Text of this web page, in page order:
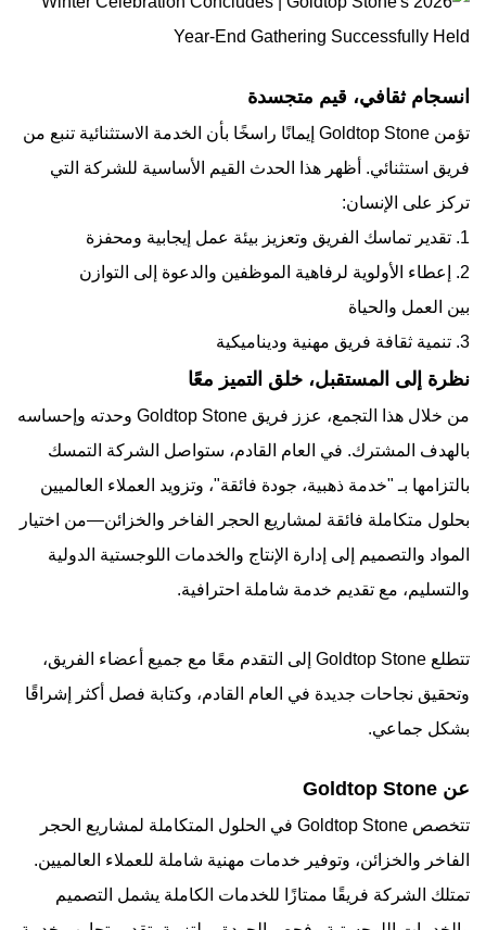
انسجام ثقافي، قيم متجسدة
تؤمن Goldtop Stone إيمانًا راسخًا بأن الخدمة الاستثنائية تنبع من
فريق استثنائي. أظهر هذا الحدث القيم الأساسية للشركة التي
تركز على الإنسان:
1. تقدير تماسك الفريق وتعزيز بيئة عمل إيجابية ومحفزة
2. إعطاء الأولوية لرفاهية الموظفين والدعوة إلى التوازن
بين العمل والحياة
3. تنمية ثقافة فريق مهنية وديناميكية
نظرة إلى المستقبل، خلق التميز معًا
من خلال هذا التجمع، عزز فريق Goldtop Stone وحدته وإحساسه
بالهدف المشترك. في العام القادم، ستواصل الشركة التمسك
بالتزامها بـ "خدمة ذهبية، جودة فائقة"، وتزويد العملاء العالميين
بحلول متكاملة فائقة لمشاريع الحجر الفاخر والخزائن—من اختيار
المواد والتصميم إلى إدارة الإنتاج والخدمات اللوجستية الدولية
والتسليم، مع تقديم خدمة شاملة احترافية.
تتطلع Goldtop Stone إلى التقدم معًا مع جميع أعضاء الفريق،
وتحقيق نجاحات جديدة في العام القادم، وكتابة فصل أكثر إشراقًا
بشكل جماعي.
عن Goldtop Stone
تتخصص Goldtop Stone في الحلول المتكاملة لمشاريع الحجر
الفاخر والخزائن، وتوفير خدمات مهنية شاملة للعملاء العالميين.
تمتلك الشركة فريقًا ممتازًا للخدمات الكاملة يشمل التصميم